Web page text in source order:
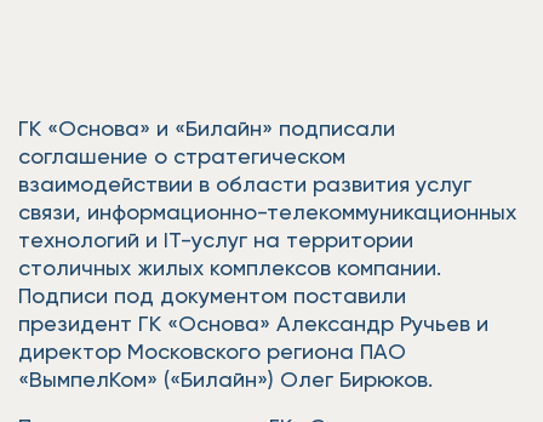
ГК «Основа» и «Билайн» подписали
соглашение о стратегическом
взаимодействии в области развития услуг
связи, информационно-телекоммуникационных
технологий и IT-услуг на территории
столичных жилых комплексов компании.
Подписи под документом поставили
президент ГК «Основа» Александр Ручьев и
директор Московского региона ПАО
«ВымпелКом» («Билайн») Олег Бирюков.